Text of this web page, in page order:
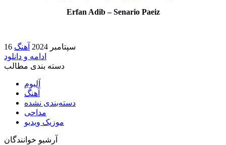
Erfan Adib – Senario Paeiz
16 سپتامبر 2024
آهنگ
ادامه و دانلود
دسته بندی مطالب
آلبوم
آهنگ
دسته‌بندی نشده
مداحی
موزیک ویدیو
آرشیو خوانندگان